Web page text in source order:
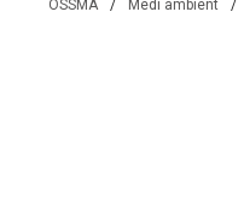
OSSMA / Medi ambient /